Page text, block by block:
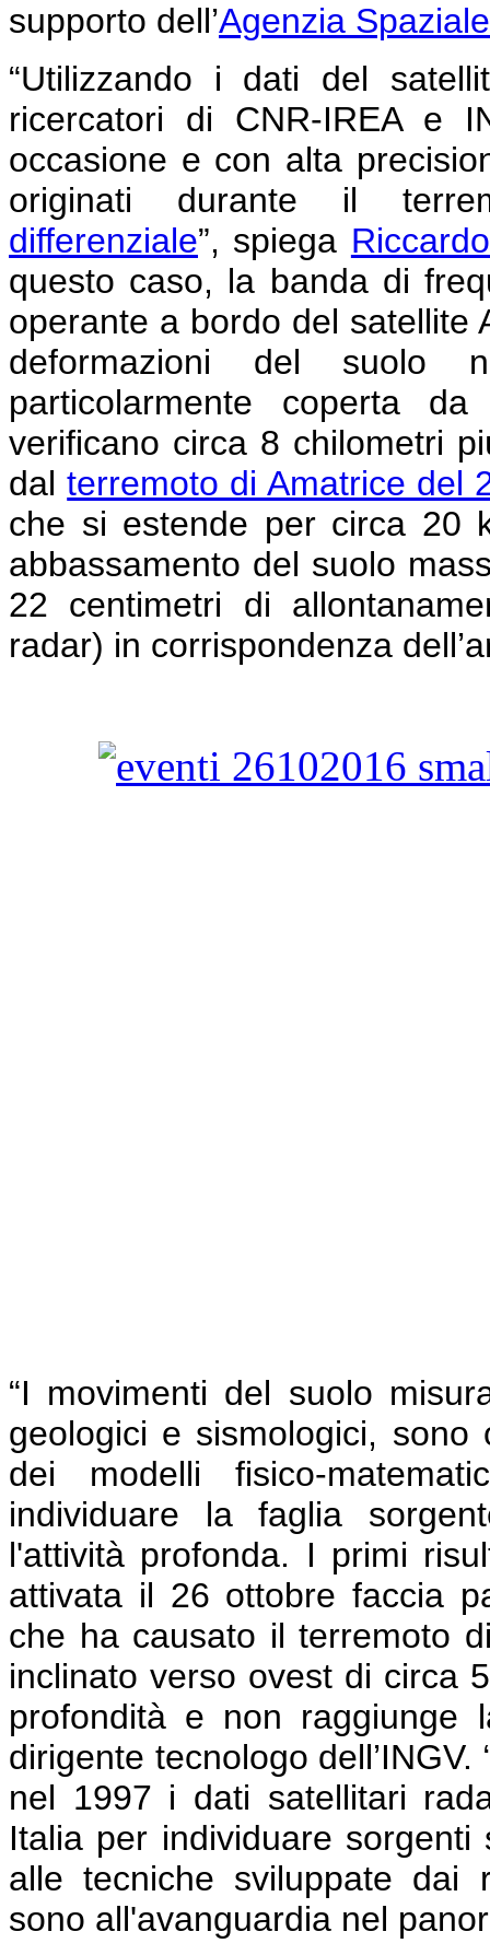
supporto dell’Agenzia
“Utilizzando i dati del
ricercatori di CNR-IREA e
occasione e con alta
originati durante il
differenziale”, spiega
questo caso, la banda di
operante a bordo del satellite
deformazioni del suolo
particolarmente coperta
verificano circa 8 chilometri
dalterremoto di Amatrice del
che si estende per circa 20
abbassamento del suolo
22 centimetri di
radar) in corrispondenza
“I movimenti del suolo
geologici e sismologici,
dei modelli fisico-
individuare la faglia
l'attività profonda. I primi
attivata il 26 ottobre faccia
che ha causato il terremoto
inclinato verso ovest di circa
profondità e non raggiunge
dirigente tecnologo
nel 1997 i dati satellitari
Italia per individuare
alle tecniche sviluppate dai
sono all'avanguardia nel